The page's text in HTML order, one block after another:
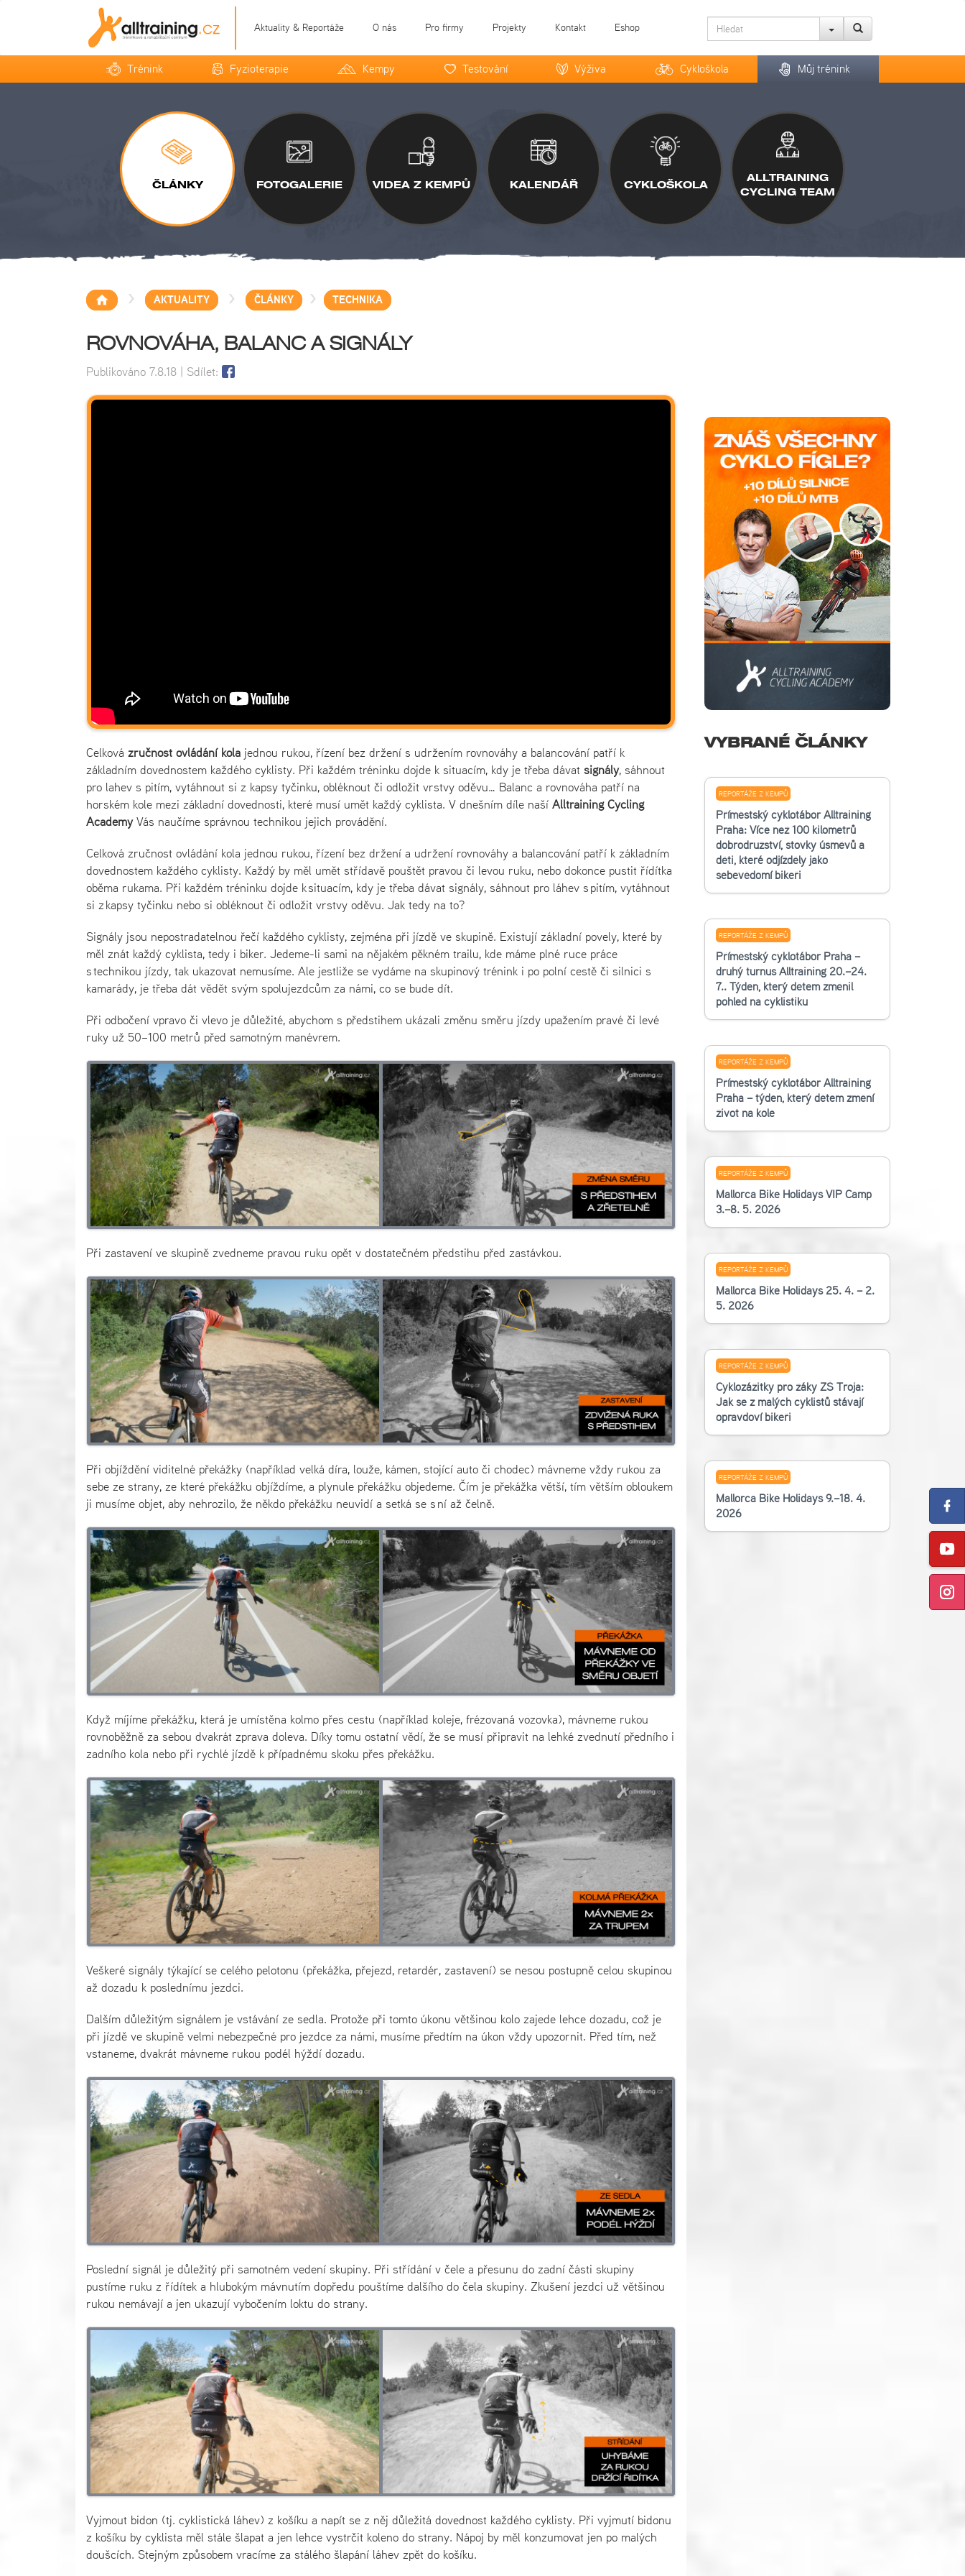
Aktuality & Reportáže O nás Pro firmy Projekty Kontakt Eshop
Trénink Fyzioterapie Kempy Testování Výživa Cykloškola Můj trénink
ČLÁNKY FOTOGALERIE VIDEA Z KEMPŮ KALENDÁŘ CYKLOŠKOLA
ALLTRAINING
CYCLING TEAM
> AKTUALITY > ČLÁNKY > TECHNIKA
ROVNOVÁHA, BALANC A SIGNÁLY
Publikováno 7.8.18| Sdílet:
Celková zručnost ovládání kolajednou rukou, řízení bez držení s udržením rovnováhy a balancování patří k
základním dovednostem každého cyklisty. Při každém tréninku dojde k situacím, kdy je třeba dávat signály, sáhnout
pro lahev s pitím, vytáhnout si z kapsy tyčinku, obléknout či odložit vrstvy oděvu… Balanc a rovnováha patří na
horském kole mezi základní dovednosti, které musí umět každý cyklista. V dnešním díle naší Alltraining Cycling
AcademyVás naučíme správnou technikou jejich provádění.
Celková zručnost ovládání kola jednou rukou, řízení bez držení a udržení rovnováhy a balancování patří k základním
dovednostem každého cyklisty. Každý by měl umět střídavě pouštět pravou či levou ruku, nebo dokonce pustit řídítka
oběma rukama. Při každém tréninku dojde k situacím, kdy je třeba dávat signály, sáhnout pro láhev s pitím, vytáhnout
si z kapsy tyčinku nebo si obléknout či odložit vrstvy oděvu. Jak tedy na to?
Signály jsou nepostradatelnou řečí každého cyklisty, zejména při jízdě ve skupině. Existují základní povely, které by
měl znát každý cyklista, tedy i biker. Jedeme-li sami na nějakém pěkném trailu, kde máme plné ruce práce
s technikou jízdy, tak ukazovat nemusíme. Ale jestliže se vydáme na skupinový trénink i po polní cestě či silnici s
kamarády, je třeba dát vědět svým spolujezdcům za námi, co se bude dít.
Při odbočení vpravo či vlevo je důležité, abychom s předstihem ukázali změnu směru jízdy upažením pravé či levé
ruky už 50–100 metrů před samotným manévrem.
Při zastavení ve skupině zvedneme pravou ruku opět v dostatečném předstihu před zastávkou.
Při objíždění viditelné překážky (například velká díra, louže, kámen, stojící auto či chodec) mávneme vždy rukou za
sebe ze strany, ze které překážku objíždíme, a plynule překážku objedeme. Čím je překážka větší, tím větším obloukem
ji musíme objet, aby nehrozilo, že někdo překážku neuvidí a setká se s ní až čelně.
Když míjíme překážku, která je umístěna kolmo přes cestu (například koleje, frézovaná vozovka), mávneme rukou
rovnoběžně za sebou dvakrát zprava doleva. Díky tomu ostatní vědí, že se musí připravit na lehké zvednutí předního i
zadního kola nebo při rychlé jízdě k případnému skoku přes překážku.
Veškeré signály týkající se celého pelotonu (překážka, přejezd, retardér, zastavení) se nesou postupně celou skupinou
až dozadu k poslednímu jezdci.
Dalším důležitým signálem je vstávání ze sedla. Protože při tomto úkonu většinou kolo zajede lehce dozadu, což je
při jízdě ve skupině velmi nebezpečné pro jezdce za námi, musíme předtím na úkon vždy upozornit. Před tím, než
vstaneme, dvakrát mávneme rukou podél hýždí dozadu.
Poslední signál je důležitý při samotném vedení skupiny. Při střídání v čele a přesunu do zadní části skupiny
pustíme ruku z řídítek a hlubokým mávnutím dopředu pouštíme dalšího do čela skupiny. Zkušení jezdci už většinou
rukou nemávají a jen ukazují vybočením loktu do strany.
Vyjmout bidon (tj. cyklistická láhev) z košíku a napít se z něj důležitá dovednost každého cyklisty. Při vyjmutí bidonu
z košíku by cyklista měl stále šlapat a jen lehce vystrčit koleno do strany. Nápoj by měl konzumovat jen po malých
doušcích. Stejným způsobem vracíme za stálého šlapání láhev zpět do košíku.
VYBRANÉ ČLÁNKY
REPORTÁŽE Z KEMPŮ
Příměstský cyklotábor Alltraining
Praha: Více než 100 kilometrů
dobrodružství, stovky úsměvů a
děti, které odjížděly jako
sebevědomí bikeři
REPORTÁŽE Z KEMPŮ
Příměstský cyklotábor Praha –
druhý turnus Alltraining 20.–24.
7.. Týden, který dětem změnil
pohled na cyklistiku
REPORTÁŽE Z KEMPŮ
Příměstský cyklotábor Alltraining
Praha – týden, který dětem změní
život na kole
REPORTÁŽE Z KEMPŮ
Mallorca Bike Holidays VIP Camp
3.–8. 5. 2026
REPORTÁŽE Z KEMPŮ
Mallorca Bike Holidays 25. 4. – 2.
5. 2026
REPORTÁŽE Z KEMPŮ
Cyklozážitky pro žáky ZŠ Troja:
Jak se z malých cyklistů stávají
opravdoví bikeři
REPORTÁŽE Z KEMPŮ
Mallorca Bike Holidays 9.–18. 4.
2026